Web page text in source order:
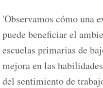
'Observamos cómo una
puede beneficiar el
escuelas primarias de
mejora en las
del sentimiento de